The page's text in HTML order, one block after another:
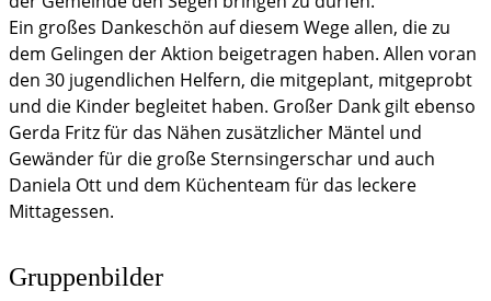
Ein großes Dankeschön auf diesem Wege allen, die zu
dem Gelingen der Aktion beigetragen haben. Allen voran
den 30 jugendlichen Helfern, die mitgeplant, mitgeprobt
und die Kinder begleitet haben. Großer Dank gilt ebenso
Gerda Fritz für das Nähen zusätzlicher Mäntel und
Gewänder für die große Sternsingerschar und auch
Daniela Ott und dem Küchenteam für das leckere
Mittagessen.
Gruppenbilder